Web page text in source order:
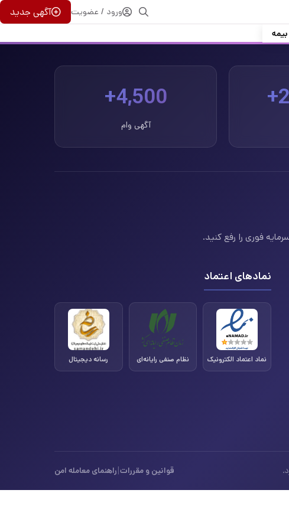
ورود / عضویت
آگهی جدید
4,500+
آگهی وام
فوری را رفع کنید.
نمادهای اعتماد
نماد اعتماد الکترونیک نظام صنفی رایانه‌ای رسانه دیجیتال
قوانین و مقررات|راهنمای معامله امن